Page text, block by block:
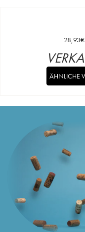
28,93€
ÄHNLICHE